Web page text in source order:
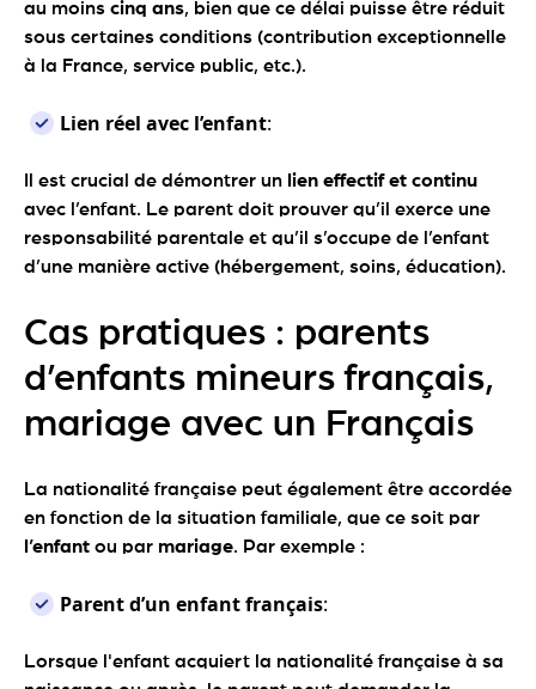
au moins cinq ans, bien que ce délai puisse être réduit
sous certaines conditions (contribution exceptionnelle
à la France, service public, etc.).
Lien réel avec l’enfant:
Il est crucial de démontrer un lien effectif et continu
avec l’enfant. Le parent doit prouver qu’il exerce une
responsabilité parentale et qu’il s’occupe de l’enfant
d’une manière active (hébergement, soins, éducation).
Cas pratiques : parents
d’enfants mineurs français,
mariage avec un Français
La nationalité française peut également être accordée
en fonction de la situation familiale, que ce soit par
l’enfant ou par mariage. Par exemple :
Parent d’un enfant français:
Lorsque l'enfant acquiert la nationalité française à sa